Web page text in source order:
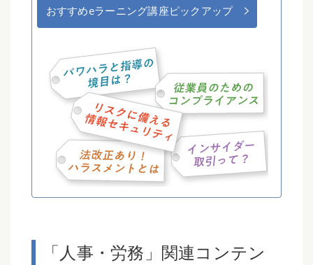
おすすめeラーニング講座ピックアップ
「人事・労務」関連コンテン